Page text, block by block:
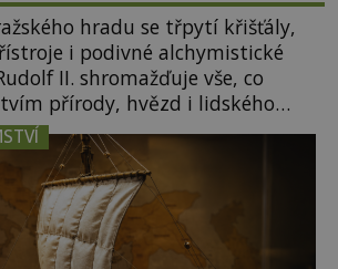
hradu se třpytí křišťály,
i podivné alchymistické
II. shromažďuje vše, co
přírody, hvězd i lidského
jeho smrti se jeho slavné sbírky
a část z nich mizí navždy. Kdo
knihy? A existují ještě někde
které nikdo […]